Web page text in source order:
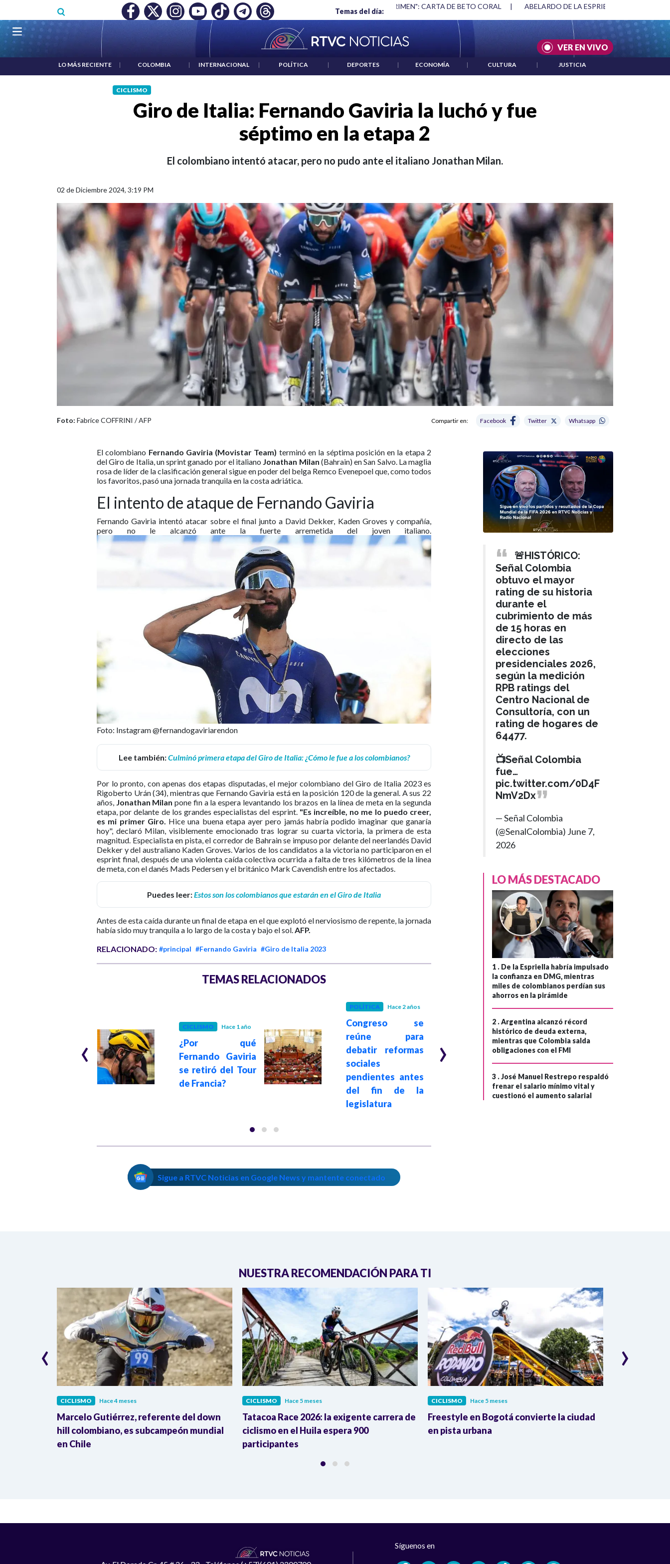
Temas del día:
MÍNIMO NO DESTRUYÓ EMPLEO: JP MORGAN | "HABLAR NO ES UN CRIMEN": CARTA DE BETO CORAL ABELARDO DE LA ESPRIELLA Y DMG | ACUERDOS ENTRE ESTADOS UNIDOS E
VER EN VIVO
Navegación principal
LO MÁS RECIENTE | COLOMBIA | INTERNACIONAL | POLÍTICA | DEPORTES | ECONOMÍA | CULTURA | JUSTICIA
CICLISMO
Giro de Italia: Fernando Gaviria la luchó y fue
séptimo en la etapa 2
El colombiano intentó atacar, pero no pudo ante el italiano Jonathan Milan.
02 de Diciembre 2024, 3:19 PM
Foto: Fabrice COFFRINI / AFP Compartir en: Facebook Twitter Whatsapp
El colombiano Fernando Gaviria (Movistar Team) terminó en la séptima posición en la etapa 2
del Giro de Italia, un sprint ganado por el italiano Jonathan Milan (Bahrain) en San Salvo. La maglia
rosa de líder de la clasificación general sigue en poder del belga Remco Evenepoel que, como todos
los favoritos, pasó una jornada tranquila en la costa adriática.
El intento de ataque de Fernando Gaviria
Fernando Gaviria intentó atacar sobre el final junto a David Dekker, Kaden Groves y compañía,
pero no le alcanzó ante la fuerte arremetida del joven italiano.
Foto: Instagram @fernandogaviriarendon
Lee también:Culminó primera etapa del Giro de Italia: ¿Cómo le fue a los colombianos?
Por lo pronto, con apenas dos etapas disputadas, el mejor colombiano del Giro de Italia 2023 es
Rigoberto Urán (34), mientras que Fernando Gaviria está en la posición 120 de la general. A sus 22
años, Jonathan Milan pone fin a la espera levantando los brazos en la línea de meta en la segunda
etapa, por delante de los grandes especialistas del esprint. "Es increíble, no me lo puedo creer,
es mi primer Giro. Hice una buena etapa ayer pero jamás habría podido imaginar que ganaría
hoy", declaró Milan, visiblemente emocionado tras lograr su cuarta victoria, la primera de esta
magnitud. Especialista en pista, el corredor de Bahrain se impuso por delante del neerlandés David
Dekker y del australiano Kaden Groves. Varios de los candidatos a la victoria no participaron en el
esprint final, después de una violenta caída colectiva ocurrida a falta de tres kilómetros de la línea
de meta, con el danés Mads Pedersen y el británico Mark Cavendish entre los afectados.
Puedes leer:Estos son los colombianos que estarán en el Giro de Italia
Antes de esta caída durante un final de etapa en el que explotó el nerviosismo de repente, la jornada
había sido muy tranquila a lo largo de la costa y bajo el sol. AFP.
RELACIONADO: #principal #Fernando Gaviria #Giro de Italia 2023
TEMAS RELACIONADOS
40% de un salario
CICLISMO Hace 1 año
¿Por qué
Fernando Gaviria
se retiró del Tour
de Francia?
POLÍTICA Hace 2 años
Congreso se
reúne para
debatir reformas
sociales
pendientes antes
del fin de la
legislatura
COLOMBIA
Tribunal de
Cundinamarca
anula multa a
por caso de las
basuras en
‹ ›
Sigue a RTVC Noticias en Google News y mantente conectado
🚨HISTÓRICO:
Señal Colombia
obtuvo el mayor
rating de su historia
durante el
cubrimiento de más
de 15 horas en
directo de las
elecciones
presidenciales 2026,
según la medición
RPB ratings del
Centro Nacional de
Consultoría, con un
rating de hogares de
64477.
📺Señal Colombia
fue…
pic.twitter.com/0D4F
NmV2Dx
— Señal Colombia
(@SenalColombia) June 7,
2026
LO MÁS DESTACADO
1 . De la Espriella habría impulsado
la confianza en DMG, mientras
miles de colombianos perdían sus
ahorros en la pirámide
2 .Argentina alcanzó récord
histórico de deuda externa,
mientras que Colombia salda
obligaciones con el FMI
3 .José Manuel Restrepo respaldó
frenar el salario mínimo vital y
cuestionó el aumento salarial
NUESTRA RECOMENDACIÓN PARA TI
CICLISMO Hace 4 meses
Marcelo Gutiérrez, referente del down
hill colombiano, es subcampeón mundial
en Chile
CICLISMO Hace 5 meses
Tatacoa Race 2026: la exigente carrera de
ciclismo en el Huila espera 900
participantes
CICLISMO Hace 5 meses
Freestyle en Bogotá convierte la ciudad
en pista urbana
‹ ›
Síguenos en